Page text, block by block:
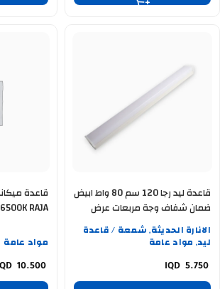
قاعدة ليد رجا 120 سم 80 واط ابيض
ضمان شفاف وجة مربعات عرض
خاص
الانارة الحديثة, شمعة / قاعدة
ليد, مواد عامة
5.750
M6020 6500K RAJA
مواد عامة
10.500